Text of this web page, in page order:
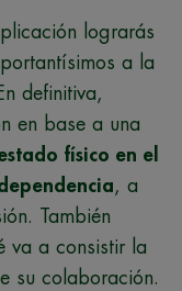
lograrás
a la
definitiva,
en base a una
físico en el
, a
También
va a consistir la
su colaboración.